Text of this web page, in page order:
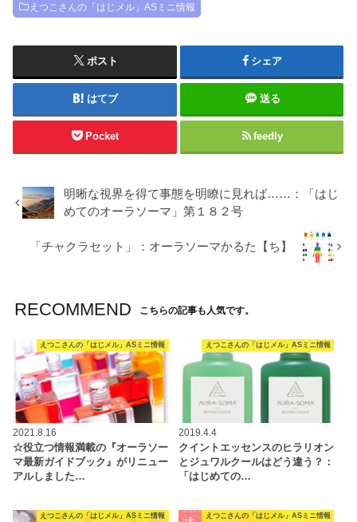
えつこさんの「はじメル」ASミニ情報
ポスト シェア
はてブ 送る
Pocket feedly
明晰な視界を得て事態を明瞭に見れば……：「はじ
めてのオーラソーマ」第１８２号
「チャクラセット」：オーラソーマかるた【ち】
RECOMMEND こちらの記事も人気です。
えつこさんの「はじメル」ASミニ情報
2021.8.16
☆役立つ情報満載の『オーラソー
マ最新ガイドブック』がリニュー
アルしました…
えつこさんの「はじメル」ASミニ情報
2019.4.4
クイントエッセンスのヒラリオン
とジュワルクールはどう違う？：
「はじめての…
えつこさんの「はじメル」ASミニ情報 えつこさんの「はじメル」ASミニ情報